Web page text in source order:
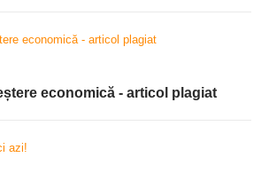
economică - articol plagiat